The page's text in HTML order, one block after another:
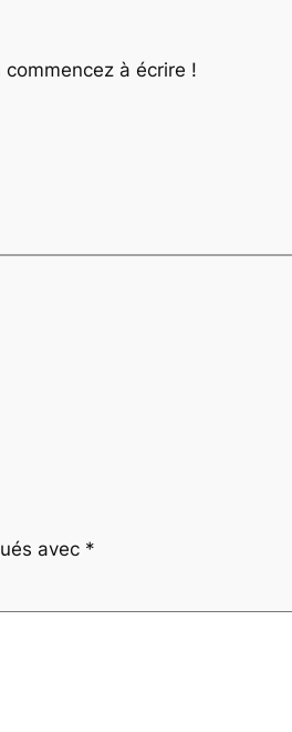
à écrire !
avec *